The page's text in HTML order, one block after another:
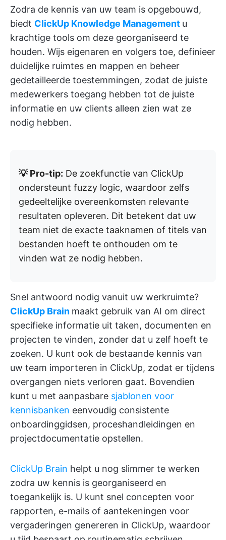
Zodra de kennis van uw team is opgebouwd,
biedt ClickUp Knowledge Management u
krachtige tools om deze georganiseerd te
houden. Wijs eigenaren en volgers toe, definieer
duidelijke ruimtes en mappen en beheer
gedetailleerde toestemmingen, zodat de juiste
medewerkers toegang hebben tot de juiste
informatie en uw clients alleen zien wat ze
nodig hebben.
💡 Pro-tip: De zoekfunctie van ClickUp
ondersteunt fuzzy logic, waardoor zelfs
gedeeltelijke overeenkomsten relevante
resultaten opleveren. Dit betekent dat uw
team niet de exacte taaknamen of titels van
bestanden hoeft te onthouden om te
vinden wat ze nodig hebben.
Snel antwoord nodig vanuit uw werkruimte?
ClickUp Brain maakt gebruik van AI om direct
specifieke informatie uit taken, documenten en
projecten te vinden, zonder dat u zelf hoeft te
zoeken. U kunt ook de bestaande kennis van
uw team importeren in ClickUp, zodat er tijdens
overgangen niets verloren gaat. Bovendien
kunt u met aanpasbare sjablonen voor
kennisbanken eenvoudig consistente
onboardinggidsen, proceshandleidingen en
projectdocumentatie opstellen.
ClickUp Brain helpt u nog slimmer te werken
zodra uw kennis is georganiseerd en
toegankelijk is. U kunt snel concepten voor
rapporten, e-mails of aantekeningen voor
vergaderingen genereren in ClickUp, waardoor